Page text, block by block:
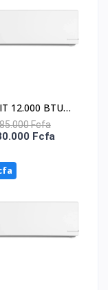
12.000 BTU
/ R-410 / 220-
/ FACADE
Fcfa
Fcfa